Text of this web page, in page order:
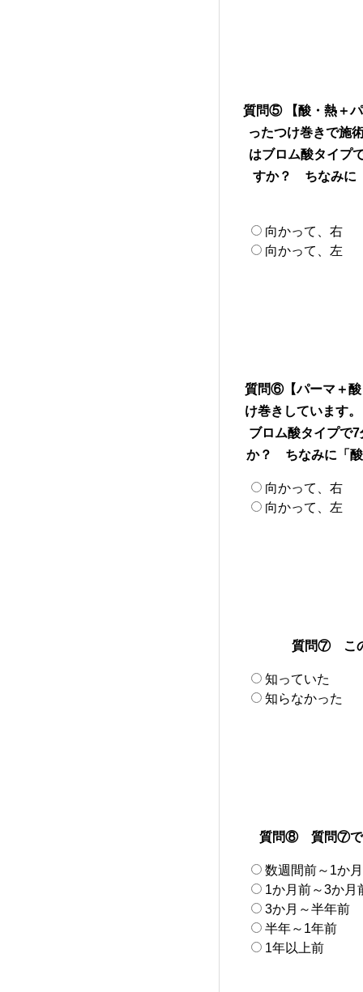
質問⑤ 【酸・熱＋
ったつけ巻きで施
はブロム酸タイプ
すか？ ちなみに
向かって、右
向かって、左
質問⑥【パーマ＋酸
け巻きしています
ブロム酸タイプで
か？ ちなみに「酸
向かって、右
向かって、左
質問⑦ この
知っていた
知らなかった
質問⑧ 質問⑦で
数週間前～1か
1か月前～3か月
3か月～半年前
半年～1年前
1年以上前